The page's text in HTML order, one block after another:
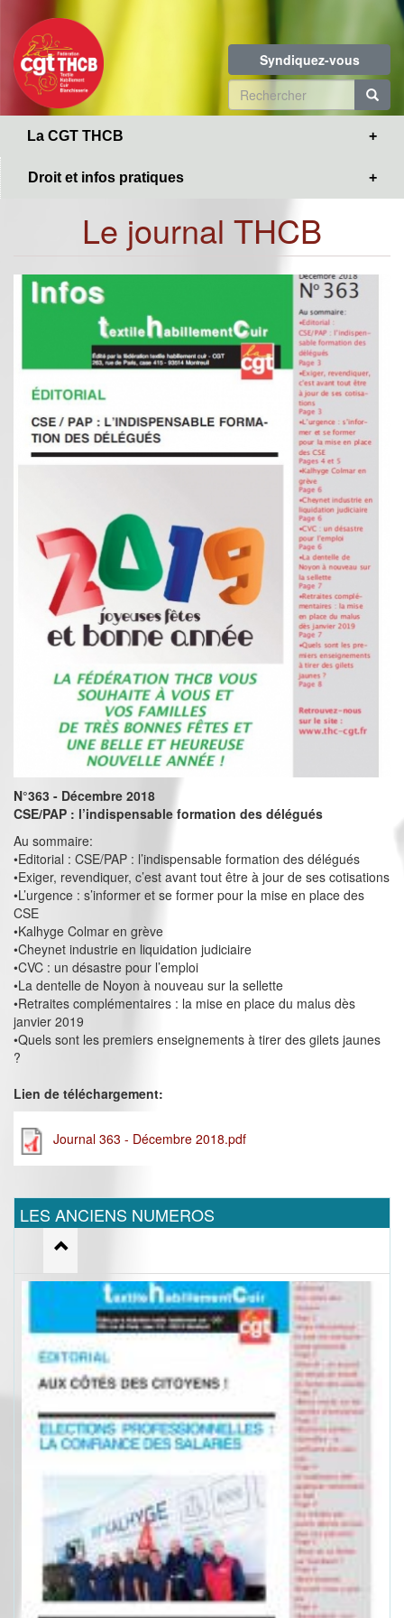
contenu
principal
Syndiquez-vous
Formulaire
de
La CGT THCB
Droit et infos pratiques
Le journal THCB
N°363 - Décembre 2018
CSE/PAP : l’indispensable formation des délégués
Au sommaire:
•Editorial : CSE/PAP : l’indispensable formation des délégués
•Exiger, revendiquer, c’est avant tout être à jour de ses cotisations
•L’urgence : s’informer et se former pour la mise en place des
CSE
•Kalhyge Colmar en grève
•Cheynet industrie en liquidation judiciaire
•CVC : un désastre pour l’emploi
•La dentelle de Noyon à nouveau sur la sellette
•Retraites complémentaires : la mise en place du malus dès
janvier 2019
•Quels sont les premiers enseignements à tirer des gilets jaunes
?
Lien de téléchargement:
Journal 363 - Décembre 2018.pdf
LES ANCIENS NUMEROS